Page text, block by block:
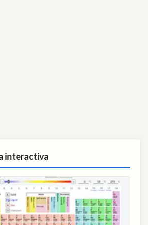
interactiva